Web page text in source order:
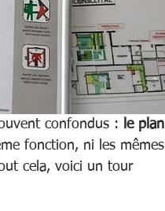
confondus :
le plan
fonction, ni les mêmes
cela, voici un tour